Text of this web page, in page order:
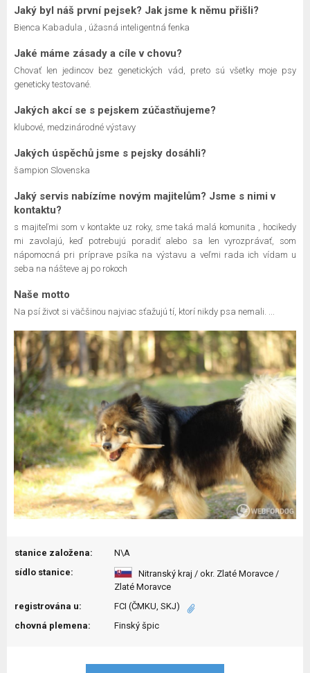
Jaký byl náš první pejsek? Jak jsme k němu přišli?
Bienca Kabadula , úžasná inteligentná fenka
Jaké máme zásady a cíle v chovu?
Chovať len jedincov bez genetických vád, preto sú všetky moje psy
geneticky testované.
Jakých akcí se s pejskem zúčastňujeme?
klubové, medzinárodné výstavy
Jakých úspěchů jsme s pejsky dosáhli?
šampion Slovenska
Jaký servis nabízíme novým majitelům? Jsme s nimi v
kontaktu?
s majiteľmi som v kontakte uz roky, sme taká malá komunita , hocikedy
mi zavolajú, keď potrebujú poradiť alebo sa len vyrozprávať, som
nápomocná pri príprave psíka na výstavu a veľmi rada ich vídam u
seba na nášteve aj po rokoch
Naše motto
Na psí život si väčšinou najviac sťažujú tí, ktorí nikdy psa nemali. ...
stanice založena:
N\A
sídlo stanice:
Nitranský kraj / okr. Zlaté Moravce /
Zlaté Moravce
registrována u:
FCI (ČMKU, SKJ)
chovná plemena:
Finský špic